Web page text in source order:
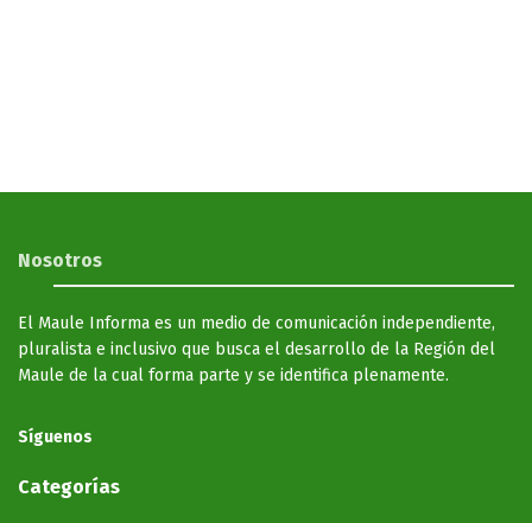
Nosotros
El Maule Informa es un medio de comunicación independiente,
pluralista e inclusivo que busca el desarrollo de la Región del
Maule de la cual forma parte y se identifica plenamente.
Síguenos
Categorías